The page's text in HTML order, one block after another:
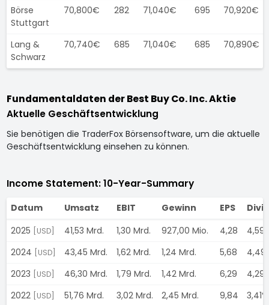
Börse
Stuttgart
70,800€ 282 71,040€ 695 70,920€
Lang &
Schwarz
70,740€ 685 71,040€ 685 70,890€
Fundamentaldaten der Best Buy Co. Inc. Aktie
Aktuelle Geschäftsentwicklung
Sie benötigen die TraderFox Börsensoftware, um die aktuelle
Geschäftsentwicklung einsehen zu können.
Income Statement: 10-Year-Summary
Datum Umsatz EBIT Gewinn EPS
2025
[USD] 41,53 Mrd. 1,30 Mrd. 927,00 Mio. 4,28
2024
[USD] 43,45 Mrd. 1,62 Mrd. 1,24 Mrd. 5,68
2023
[USD] 46,30 Mrd. 1,79 Mrd. 1,42 Mrd. 6,29
2022
[USD] 51,76 Mrd. 3,02 Mrd. 2,45 Mrd. 9,84 3,41%